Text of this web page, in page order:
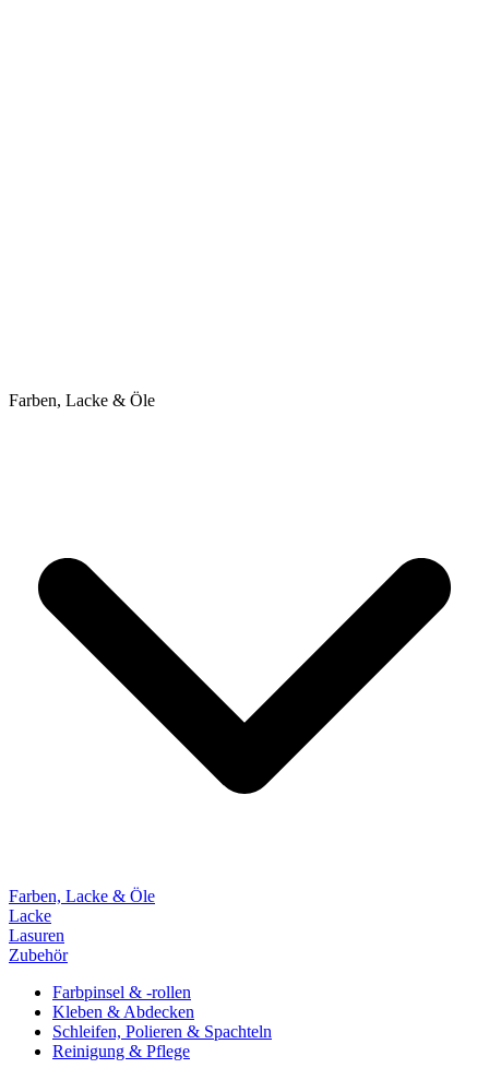
Farben, Lacke & Öle
Farben, Lacke & Öle
Lacke
Lasuren
Zubehör
Farbpinsel & -rollen
Kleben & Abdecken
Schleifen, Polieren & Spachteln
Reinigung & Pflege